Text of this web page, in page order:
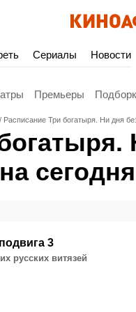
Сериалы Новости
Премьеры
Расписание Три богатыря. Ни дня
сегодня
3
русских витязей